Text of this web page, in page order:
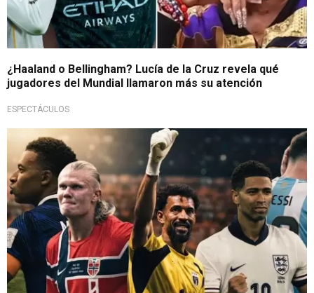
¿Haaland o Bellingham? Lucía de la Cruz revela qué
jugadores del Mundial llamaron más su atención
ESPECTÁCULOS
Elección de aficionados